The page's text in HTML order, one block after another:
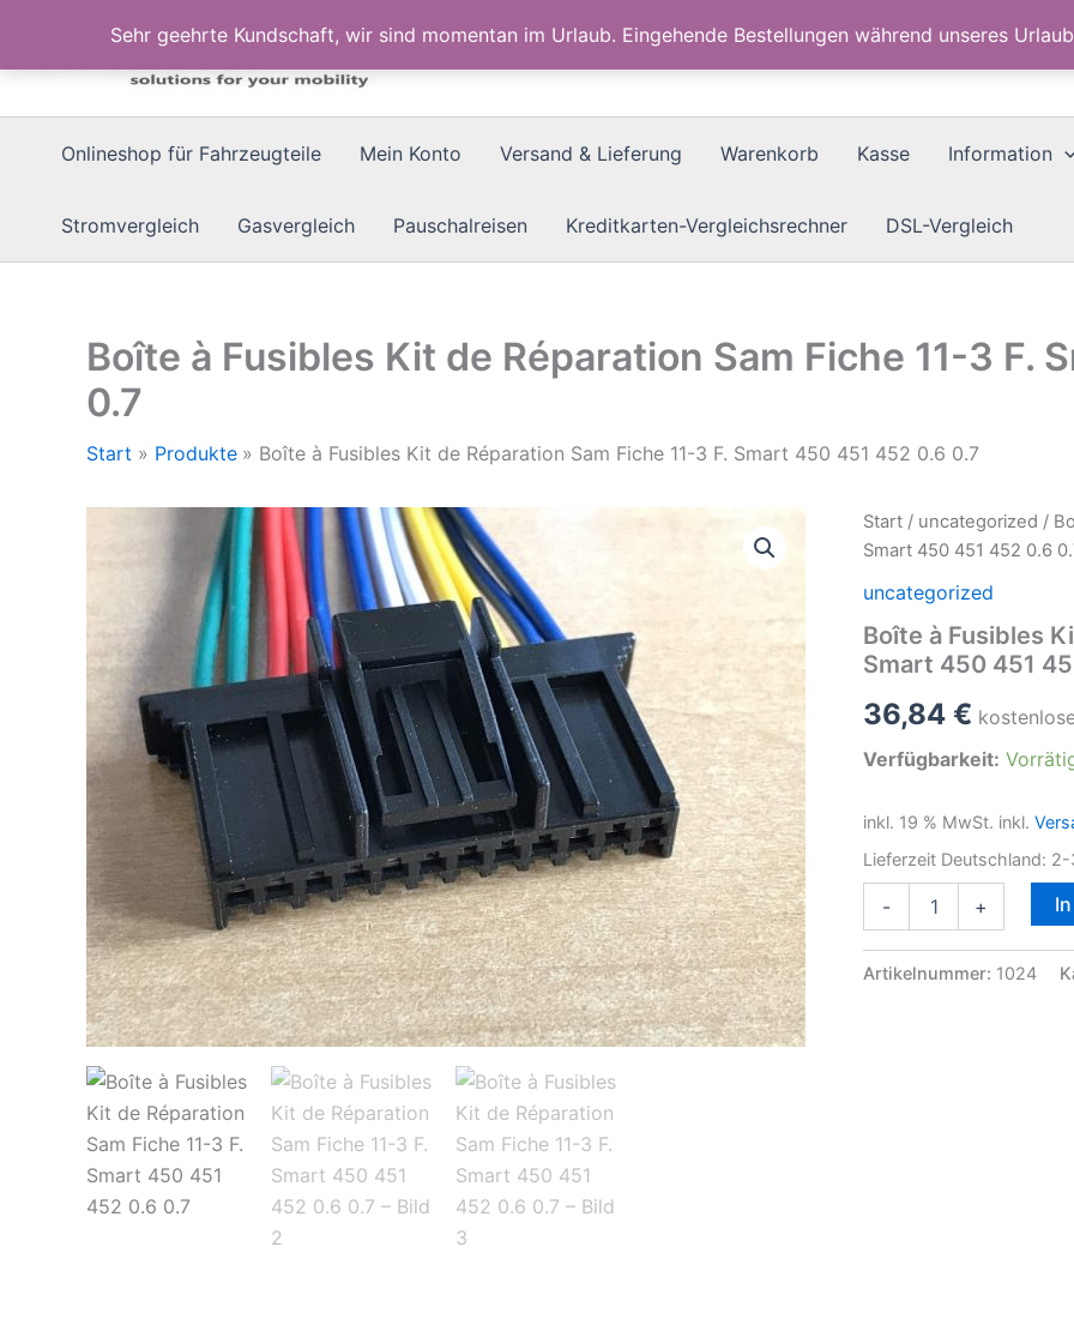
Sehr geehrte Kundschaft, wir sind momentan im Urlaub. Eingehende Bestellungen während unseres
springen
Onlineshop für Fahrzeugteile Mein Konto Versand & Lieferung Warenkorb Kasse Information
Stromvergleich Gasvergleich Pauschalreisen Kreditkarten-Vergleichsrechner DSL-Vergleich
Boîte à Fusibles Kit de Réparation Sam Fiche 11-3 F.
0.7
Start Produkte Boîte à Fusibles Kit de Réparation Sam Fiche 11-3 F. Smart 450 451 452 0.6 0.7
Start / uncategorized /
Smart 450 451 452 0.6
uncategorized
Boîte à Fusibles
Smart 450 451
36,84 €
Verfügbarkeit:
inkl. 19 % MwSt. inkl.
Lieferzeit Deutschland: 2-
-
Kit
+
Artikelnummer: 1024